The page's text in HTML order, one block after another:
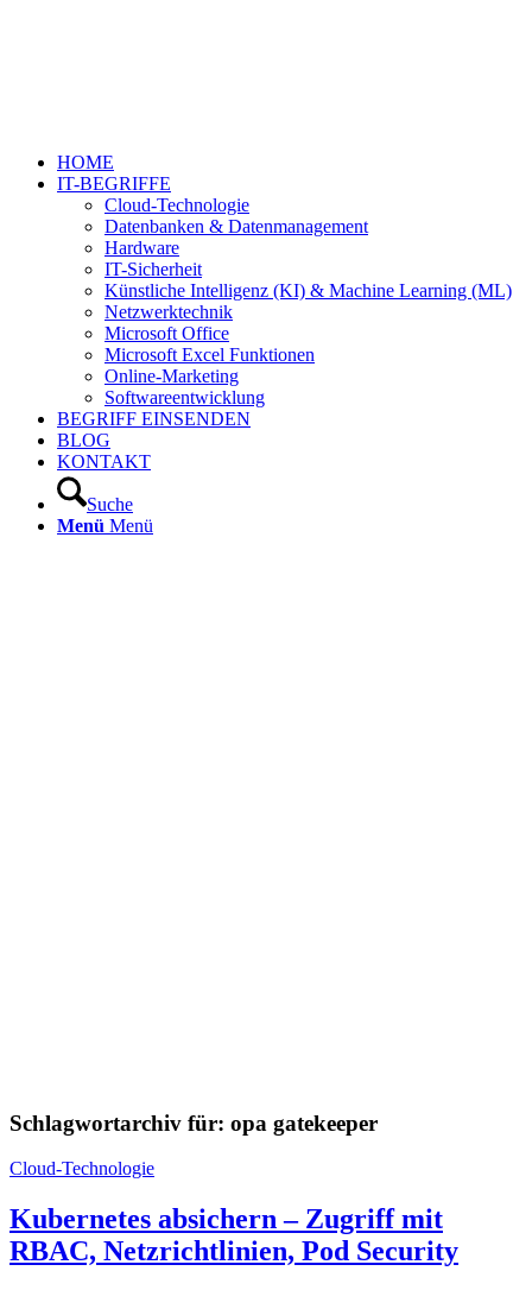
HOME
IT-BEGRIFFE
Cloud-Technologie
Datenbanken & Datenmanagement
Hardware
IT-Sicherheit
Künstliche Intelligenz (KI) & Machine Learning (ML)
Netzwerktechnik
Microsoft Office
Microsoft Excel Funktionen
Online-Marketing
Softwareentwicklung
BEGRIFF EINSENDEN
BLOG
KONTAKT
Suche
Menü Menü
Schlagwortarchiv für: opa gatekeeper
Cloud-Technologie
Kubernetes absichern – Zugriff mit
RBAC, Netzrichtlinien, Pod Security